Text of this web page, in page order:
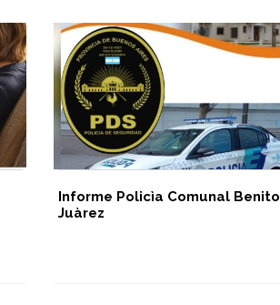
Informe Policìa Comunal Benito
Juàrez